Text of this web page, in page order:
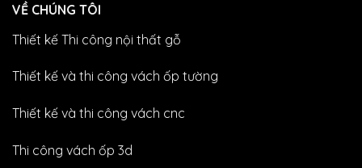
VỀ CHÚNG TÔI
Thiết kế Thi công nội thất gỗ
Thiết kế và thi công vách ốp tường
Thiết kế và thi công vách cnc
Thi công vách ốp 3d